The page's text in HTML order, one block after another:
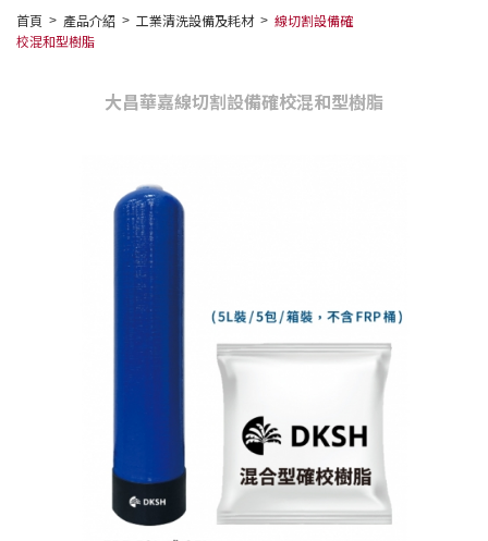
首頁 產品介紹 工業清洗設備及耗材
線切割設備確
校混和型樹脂
大昌華嘉線切割設備確校混和型樹脂
匯款通知